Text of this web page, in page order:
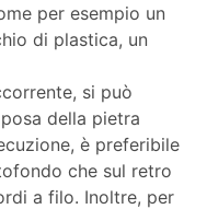
per esempio un
di plastica, un
si può
della pietra
è preferibile
che sul retro
a filo. Inoltre, per